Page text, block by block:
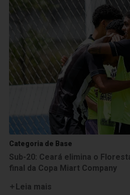
Categoria de Base
Sub-20: Ceará elimina o
final da Copa Miart Company
Leia mais